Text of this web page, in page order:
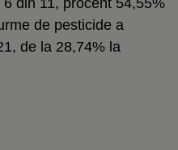
din 11, procent 54,55%
de pesticide a
de la 28,74% la